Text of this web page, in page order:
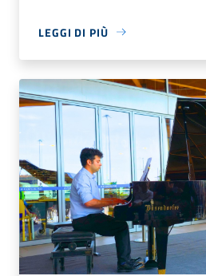
LEGGI DI PIÙ